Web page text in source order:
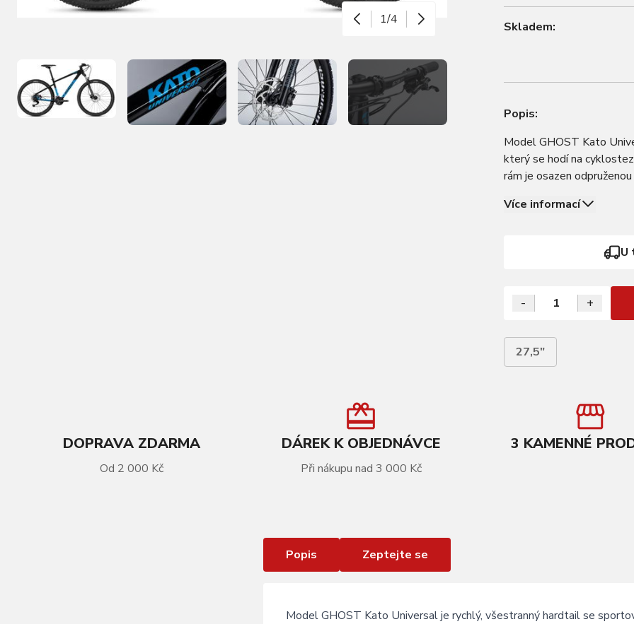
1/4
Skladem:
Popis:
Model GHOST Kato
který se hodí na
rám je osazen
Více informací
U
- +
27,5"
DOPRAVA ZDARMA
Od 2 000 Kč
DÁREK K OBJEDNÁVCE
Při nákupu nad 3 000 Kč
3 KAMENNÉ
VÍCE INFORMACÍ
Popis Zeptejte se
Model GHOST Kato Universal je rychlý, všestranný hardtail se